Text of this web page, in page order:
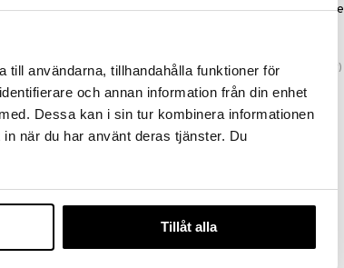
till användarna, tillhandahålla funktioner för
och annan information från din enhet
Dessa kan i sin tur kombinera informationen
när du har använt deras tjänster. Du
Tillåt alla
ghd Black Roll Mat
269 kr ord.299 kr)
ghd Curve Classic Wave
1995 kr (ord. )
-7%